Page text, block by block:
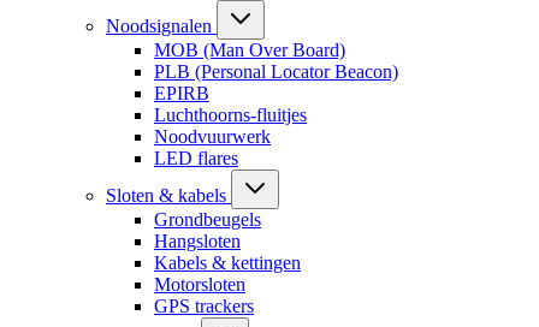
Noodsignalen
MOB (Man Over Board)
PLB (Personal Locator Beacon)
EPIRB
Luchthoorns-fluitjes
Noodvuurwerk
LED flares
Sloten & kabels
Grondbeugels
Hangsloten
Kabels & kettingen
Motorsloten
GPS trackers